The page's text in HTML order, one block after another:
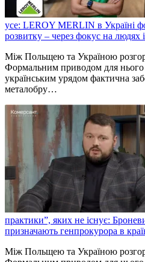
усе: LEROY MERLIN в Україні
розвитку – через фокус на людях і
Між Польщею та Україною
Формальним приводом для нього
українським урядом фактична
металобру…
практики”, яких не існує:
призначають генпрокурора в
Між Польщею та Україною